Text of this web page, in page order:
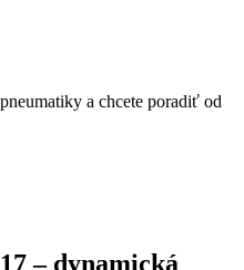
a chcete poradiť od
– dynamická